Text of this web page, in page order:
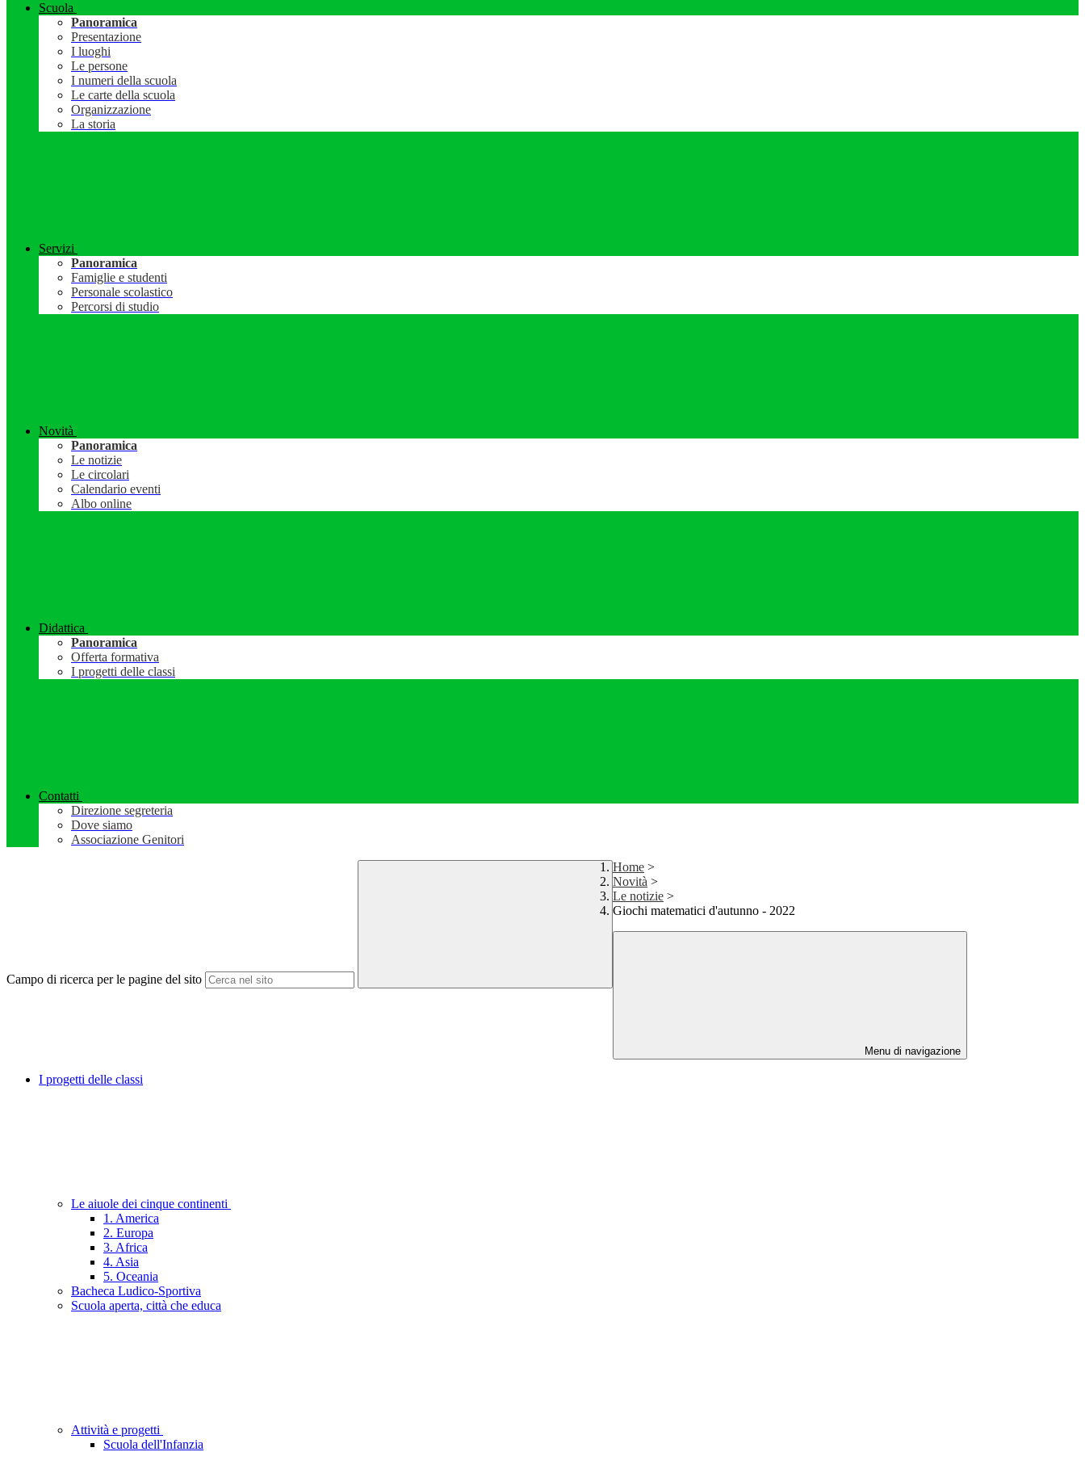
Scuola
Panoramica
Presentazione
I luoghi
Le persone
I numeri della scuola
Le carte della scuola
Organizzazione
La storia
Servizi
Panoramica
Famiglie e studenti
Personale scolastico
Percorsi di studio
Novità
Panoramica
Le notizie
Le circolari
Calendario eventi
Albo online
Didattica
Panoramica
Offerta formativa
I progetti delle classi
Contatti
Direzione segreteria
Dove siamo
Associazione Genitori
Campo di ricerca per le pagine del sito
Home >
Novità >
Le notizie >
Giochi matematici d'autunno - 2022
Menu di navigazione
I progetti delle classi
Le aiuole dei cinque continenti
1. America
2. Europa
3. Africa
4. Asia
5. Oceania
Bacheca Ludico-Sportiva
Scuola aperta, città che educa
Attività e progetti
Scuola dell'Infanzia